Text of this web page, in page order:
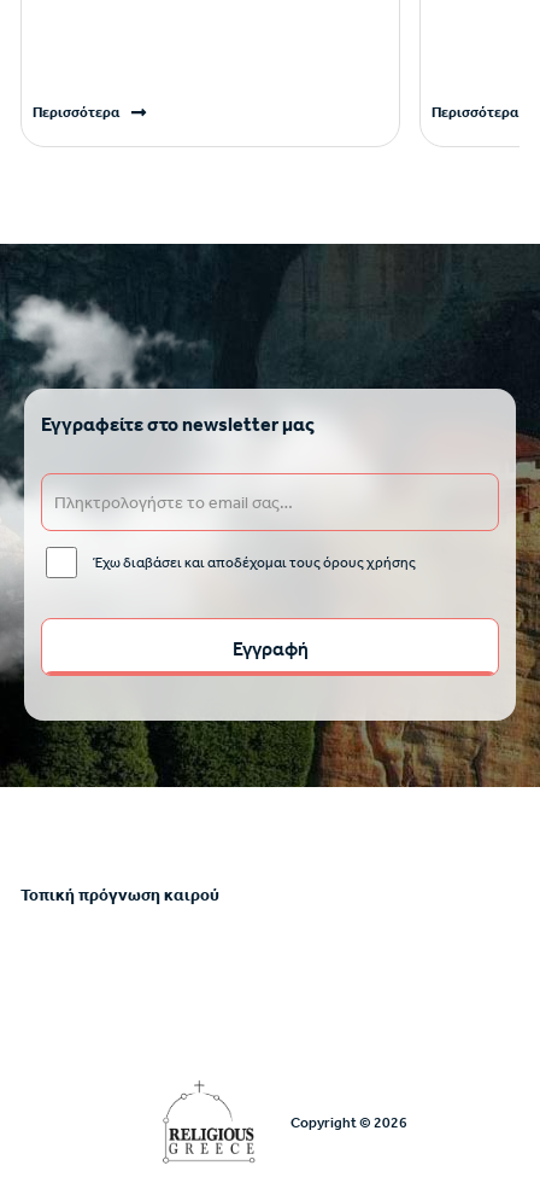
Περισσότερα Περισσότερα
Εγγραφείτε στο newsletter μας
Έχω διαβάσει και αποδέχομαι τους όρους χρήσης
Τοπική πρόγνωση καιρού
Copyright © 2026